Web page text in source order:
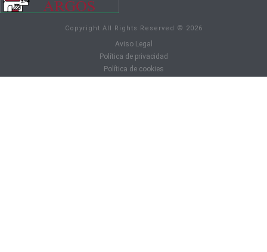
Copyright All Rights Reserved © 2026
Aviso Legal
Política de privacidad
Política de cookies